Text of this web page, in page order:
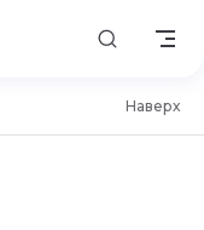
Наверх